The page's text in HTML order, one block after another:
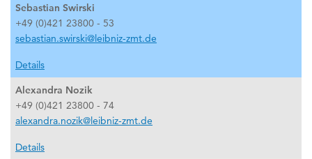
Sebastian Swirski
+49 (0)421 23800 - 53
sebastian.swirski@leibniz-zmt.de
Details
Alexandra Nozik
+49 (0)421 23800 - 74
alexandra.nozik@leibniz-zmt.de
Details